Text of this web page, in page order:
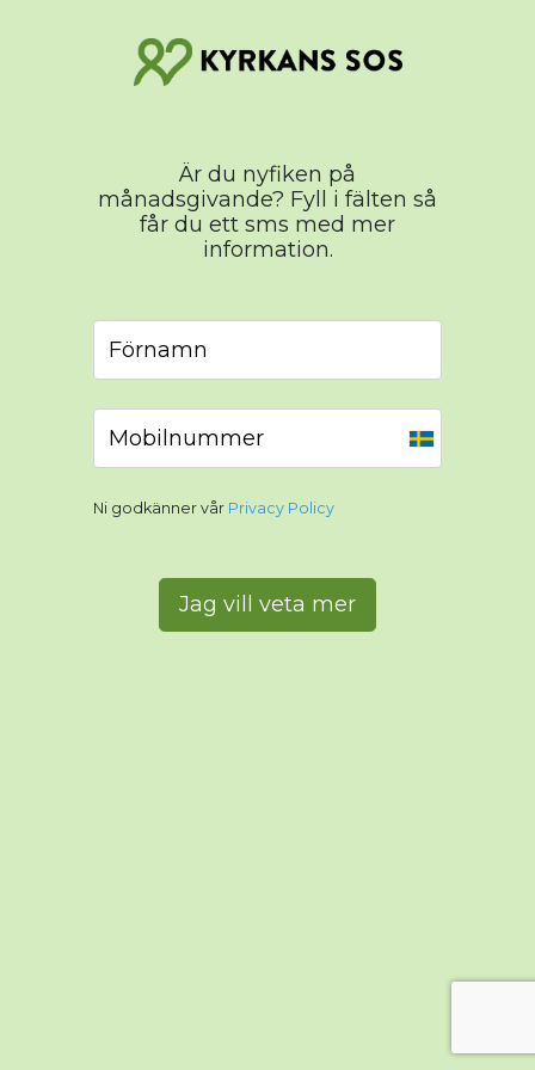
Är du nyfiken på
månadsgivande? Fyll i fälten så
får du ett sms med mer
information.
Sweden
+46
Ni godkänner vår Privacy Policy
Jag vill veta mer